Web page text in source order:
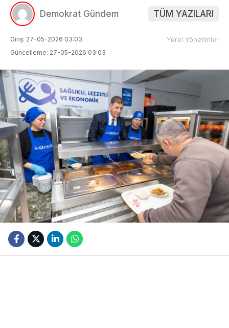
Demokrat Gündem TÜM YAZILARI
Giriş: 27-05-2026 03:03
Güncelleme: 27-05-2026 03:03
Yerel Yönetimler